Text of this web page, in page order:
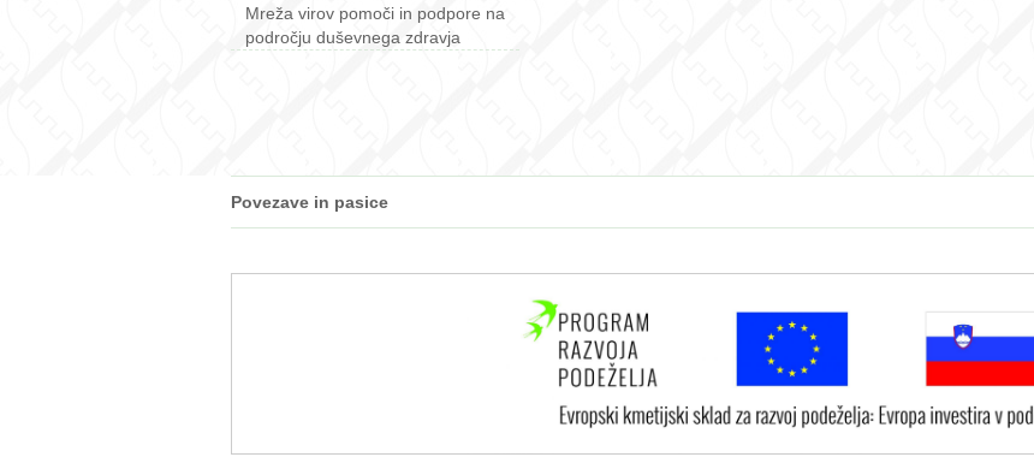
Mreža virov pomoči in podpore na
področju duševnega zdravja
Povezave in pasice